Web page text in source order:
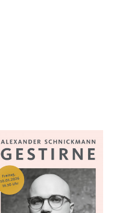
Alexander